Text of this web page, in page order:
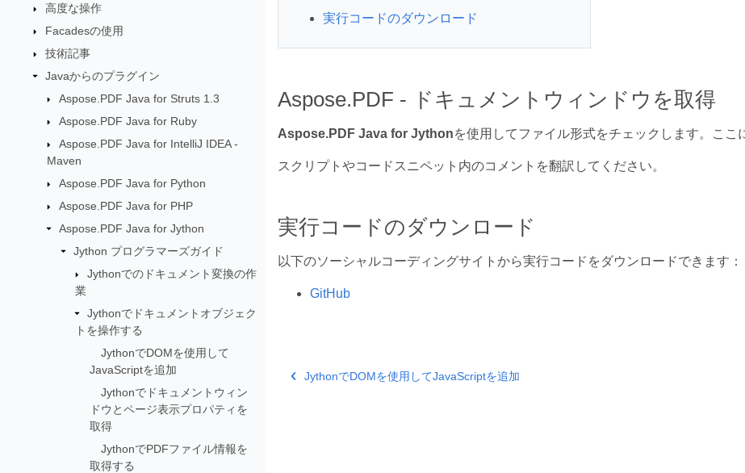
高度な操作
Facadesの使用
技術記事
Javaからのプラグイン
Aspose.PDF Java for Struts 1.3
Aspose.PDF Java for Ruby
Aspose.PDF Java for IntelliJ IDEA -
Maven
Aspose.PDF Java for Python
Aspose.PDF Java for PHP
Aspose.PDF Java for Jython
Jython プログラマーズガイド
Jythonでのドキュメント変換の作
業
Jythonでドキュメントオブジェク
トを操作する
JythonでDOMを使用して
JavaScriptを追加
Jythonでドキュメントウィン
ドウとページ表示プロパティを
取得
JythonでPDFファイル情報を
取得する
実行コードのダウンロード
Aspose.PDF - ドキュメントウィンドウを取得
Aspose.PDF Java for Jythonを使用してファイル形式をチェックします。ここ
スクリプトやコードスニペット内のコメントを翻訳してください。
実行コードのダウンロード
以下のソーシャルコーディングサイトから実行コードをダウンロードできます：
GitHub
JythonでDOMを使用してJavaScriptを追加